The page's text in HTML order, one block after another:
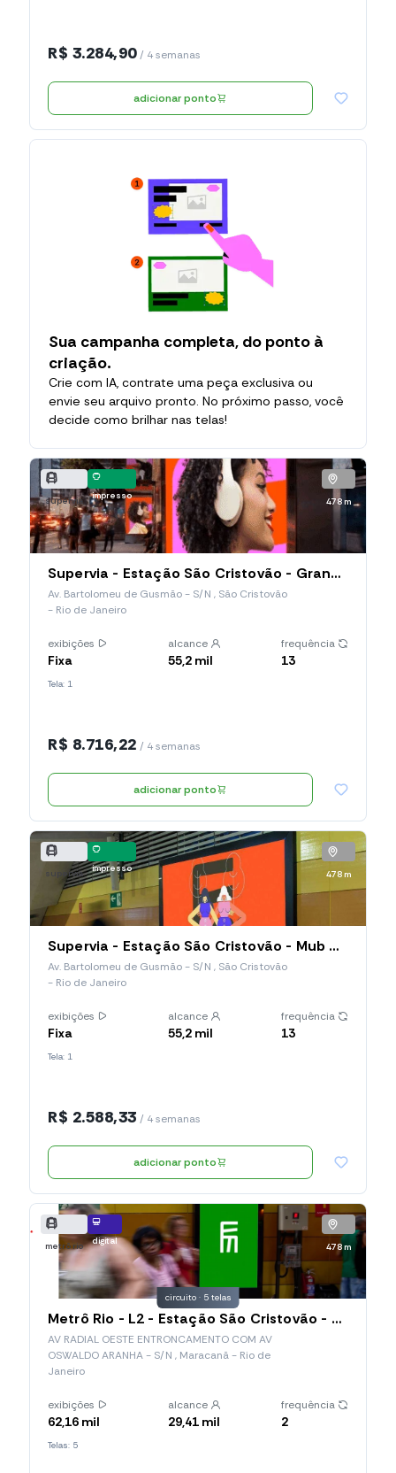
R$ 3.284,90/ 4 semanas
adicionar ponto
Sua campanha completa, do ponto à
criação.
Crie com IA, contrate uma peça exclusiva ou
envie seu arquivo pronto. No próximo passo, você
decide como brilhar nas telas!
supervia impresso
478 m
Supervia - Estação São Cristovão - Grandes Fluxos (LADO DIREITO FACE VIA)
Av. Bartolomeu de Gusmão - S/N , São Cristovão
- Rio de Janeiro
exibições
Fixa
alcance
55,2 mil
frequência
13
Tela: 1
R$ 8.716,22 / 4 semanas
adicionar ponto
supervia impresso
478 m
Supervia - Estação São Cristovão - Mub Horizontal (019.SCO.MH)
Av. Bartolomeu de Gusmão - S/N , São Cristovão
- Rio de Janeiro
exibições
Fixa
alcance
55,2 mil
frequência
13
Tela: 1
R$ 2.588,33 / 4 semanas
adicionar ponto
metrô rio digital
478 m
circuito · 5 telas
Metrô Rio - L2 - Estação São Cristovão - Mub Vertical
AV RADIAL OESTE ENTRONCAMENTO COM AV
OSWALDO ARANHA - S/N , Maracanã - Rio de
Janeiro
exibições
62,16 mil
alcance
29,41 mil
frequência
2
Telas: 5